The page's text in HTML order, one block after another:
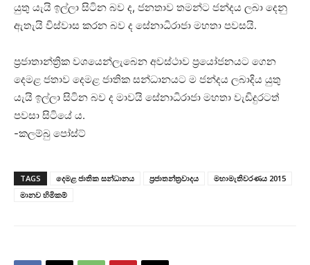
යුතු යැයි ඉල්ලා සිටින බව ද, ජනතාව තමන්ට ජන්දය ලබා දෙනු
ඇතැයි විස්වාස කරන බව ද සේනාධිරාජා මහතා පවසයි.
ප්‍රජාතාන්ත්‍රික වශයෙන්ලැබෙන අවස්ථාව ප්‍රයෝජනයට ගෙන
දෙමළ ජතාව දෙමළ ජාතික සන්ධානයට ම ජන්දය ලබාදිය යුතු
යැයි ඉල්ලා සිටින බව ද මාවයි සේනාධිරාජා මහතා වැඩිදුරටත්
පවසා සිටියේ ය.
-කලම්බු පෝස්ට්
TAGS දෙමළ ජාතික සන්ධානය ප්‍රජාතන්ත්‍රවාදය
මහාමැතිවරණය 2015
මානව හිමිකම්